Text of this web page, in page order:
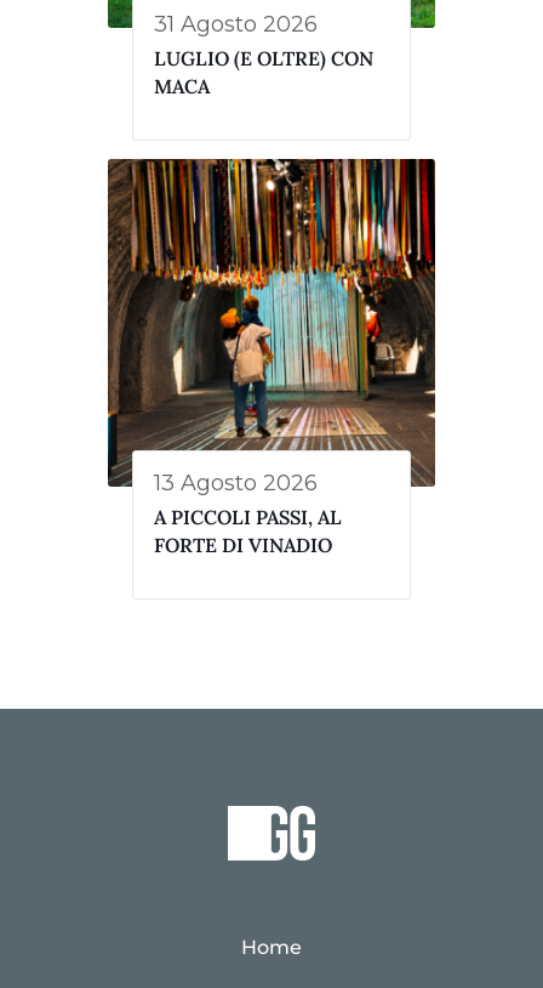
31 Agosto 2026
LUGLIO (E OLTRE) CON
MACA
13 Agosto 2026
A PICCOLI PASSI, AL
FORTE DI VINADIO
Home